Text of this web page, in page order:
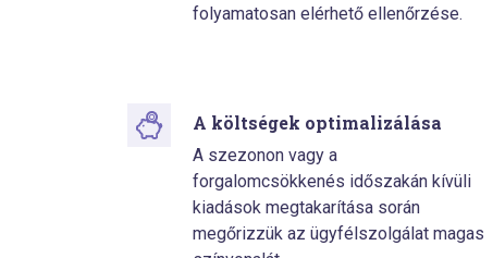
folyamatosan elérhető ellenőrzése.
A költségek optimalizálása
A szezonon vagy a
forgalomcsökkenés időszakán kívüli
kiadások megtakarítása során
megőrizzük az ügyfélszolgálat magas